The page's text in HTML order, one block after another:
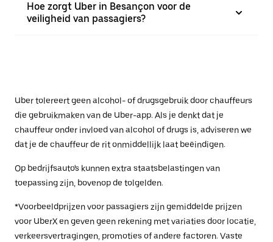
Hoe zorgt Uber in Besançon voor de
veiligheid van passagiers?
Uber tolereert geen alcohol- of drugsgebruik door chauffeurs
die gebruikmaken van de Uber-app. Als je denkt dat je
chauffeur onder invloed van alcohol of drugs is, adviseren we
dat je de chauffeur de rit onmiddellijk laat beëindigen.
Op bedrijfsauto's kunnen extra staatsbelastingen van
toepassing zijn, bovenop de tolgelden.
*Voorbeeldprijzen voor passagiers zijn gemiddelde prijzen
voor UberX en geven geen rekening met variaties door locatie,
verkeersvertragingen, promoties of andere factoren. Vaste